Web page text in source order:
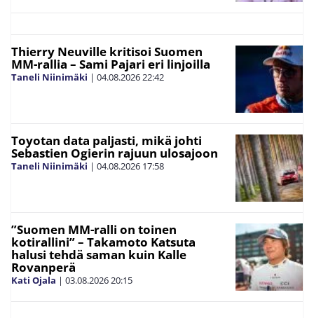
Thierry Neuville kritisoi Suomen
MM-rallia – Sami Pajari eri linjoilla
Taneli Niinimäki | 04.08.202622:42
Toyotan data paljasti, mikä johti
Sebastien Ogierin rajuun ulosajoon
Taneli Niinimäki | 04.08.2026 17:58
”Suomen MM-ralli on toinen
kotirallini” – Takamoto Katsuta
halusi tehdä saman kuin Kalle
Rovanperä
Kati Ojala | 03.08.202620:15